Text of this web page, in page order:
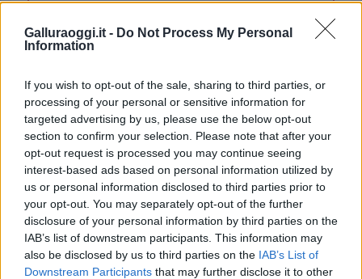
Galluraoggi.it - Do Not Process My Personal
Information
If you wish to opt-out of the sale, sharing to third parties, or
processing of your personal or sensitive information for
targeted advertising by us, please use the below opt-out
section to confirm your selection. Please note that after your
opt-out request is processed you may continue seeing
interest-based ads based on personal information utilized by
us or personal information disclosed to third parties prior to
your opt-out. You may separately opt-out of the further
disclosure of your personal information by third parties on the
IAB’s list of downstream participants. This information may
also be disclosed by us to third parties on the IAB’s List of
Downstream Participants that may further disclose it to other
sezione
Login dal menù del sito o
cliccandoqui
TEMI: Aereo Sardegna
Christian Solinas
Gavino Manca
Notizie in tempo reale?
Entra nel canale telegram di
GalluraOggi.it